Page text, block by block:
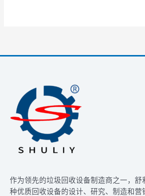
作为领先的垃圾回收设备制造商之一，舒
种优质回收设备的设计、研究、制造和营